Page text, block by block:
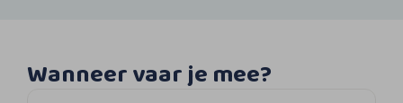
Wanneer vaar je mee?